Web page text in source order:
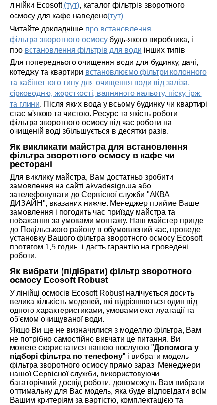
лінійки Ecosoft (тут), каталог фільтрів зворотного
осмосу для кафе наведено(тут)
Читайте докладніше про встановлення
фільтра зворотного осмосубудь-якого виробника, і
про встановлення фільтрів для води інших типів.
Для попереднього очищення води для будинку, дачі,
котеджу та квартири встановлюємо фільтри колонного
та кабінетного типу для очищення води від заліза,
сірководню, жорсткості, вапняного нальоту, піску, іржі
та глини. Після яких вода у всьому будинку чи квартирі
стає м'якою та чистою. Ресурс та якість роботи
фільтра зворотного осмосу під час роботи на
очищеній воді збільшується в десятки разів.
Як викликати майстра для встановлення
фільтра зворотного осмосу в кафе чи
ресторані
Для виклику майстра, Вам достатньо зробити
замовлення на сайті akvadesign.ua або
зателефонувати до Сервісної служби "АКВА
ДИЗАЙН", вказаних нижче. Менеджер прийме Ваше
замовлення і погодить час приїзду майстра та
побажання за умовами монтажу. Наш майстер приїде
до Подільського району в обумовлений час, проведе
установку Вашого фільтра зворотного осмосу Ecosoft
протягом 1,5 годин, і дасть гарантію на проведені
роботи.
Як вибрати (підібрати) фільтр зворотного
осмосу Ecosoft Robust
У лінійці осмосів Ecosoft Robust налічується досить
велика кількість моделей, які відрізняються один від
одного характеристиками, умовами експлуатації та
об'ємом очищуваної води.
Якщо Ви ще не визначилися з моделлю фільтра, Вам
не потрібно самостійно вивчати це питання. Ви
можете скористатися нашою послугою "Допомога у
підборі фільтра по телефону" і вибрати модель
фільтра зворотного осмосу прямо зараз. Менеджери
нашої Сервісної служби, використовуючи
багаторічний досвід роботи, допоможуть Вам вибрати
оптимальну для Вас модель, яка буде відповідати всім
Вашим критеріям за вартістю, комплектацією та